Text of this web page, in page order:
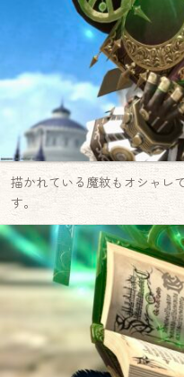
描かれている魔紋もオシャレ
す。